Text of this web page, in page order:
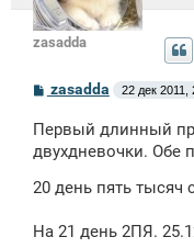
zasadda
С
б
щ
н
и
zasadda 22 дек 2011,
Первый длинный
двухдневочки. Обе
20 день пять
На 21 день 2ПЯ.